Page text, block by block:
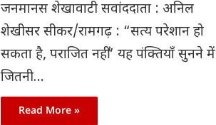
जनमानस शेखावाटी सवांददाता : अनिल
शेखीसर सीकर/रामगढ़ : “सत्य परेशान हो
सकता है, पराजित नहीं” यह पंक्तियाँ सुनने में
जितनी…
Read More »